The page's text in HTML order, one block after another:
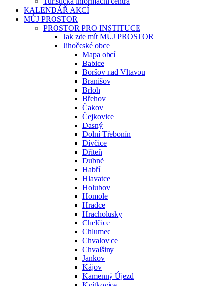
KALENDÁŘ AKCÍ
MŮJ PROSTOR
PROSTOR PRO INSTITUCE
Jak zde mít MŮJ PROSTOR
Jihočeské obce
Mapa obcí
Babice
Boršov nad Vltavou
Branišov
Brloh
Břehov
Čakov
Čejkovice
Dasný
Dolní Třebonín
Dívčice
Dříteň
Dubné
Habří
Hlavatce
Holubov
Homole
Hradce
Hracholusky
Chelčice
Chlumec
Chvalovice
Chvalšiny
Jankov
Kájov
Kamenný Újezd